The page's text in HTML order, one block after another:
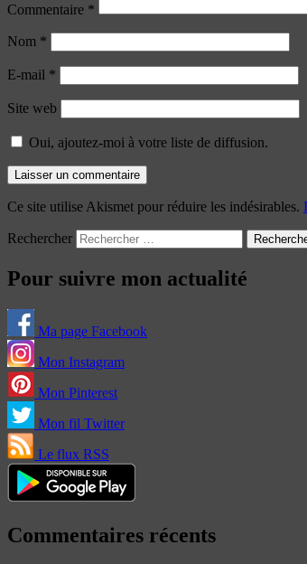
Commentaire *
Nom *
E-mail *
Site web
Oui, ajoutez-moi à votre liste de diffusion.
Ce site utilise Akismet pour réduire les indésirables.
Rechercher
Pour suivre mon actualité
Ma page Facebook
Mon Instagram
Mon Pinterest
Mon fil Twitter
Le flux RSS
Commentaires récents